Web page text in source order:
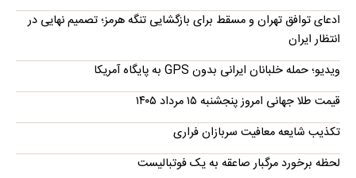
ادعای توافق تهران و مسقط برای بازگشایی تنگه هرمز؛ تصمیم نهایی در
انتظار ایران
ویدیو؛ حمله خلبانان ایرانی بدون GPS به پایگاه آمریکا
قیمت طلا جهانی امروز پنجشنبه ۱۵ مرداد ۱۴۰۵
تکذیب شایعه معافیت سربازان فراری
لحظه برخورد مرگبار صاعقه به یک فوتبالیست